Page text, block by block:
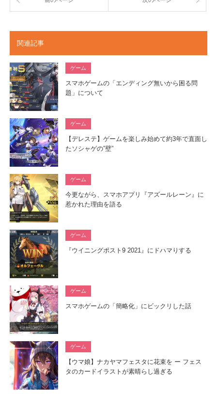
関連記事
ゲーム
スマホゲームの「エンディング無いから困る問
題」について
ゲーム
【デレステ】ゲームを楽しみ始めて約3年で直面し
たソシャゲの”壁”
ゲーム
今更ながら、スマホアプリ『アズールレーン』に
惹かれた理由を語る
ゲーム
『ウイニングポスト9 2021』にドハマりする
ゲーム
スマホゲームの「簡略化」にビックリした話
ゲーム
【ウマ娘】ナカヤマフェスタに花束を ー フェス
タのカードイラストが素晴らし過ぎる